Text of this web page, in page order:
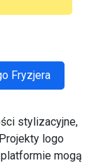
Fryzjera
stylizacyjne,
logo
mogą